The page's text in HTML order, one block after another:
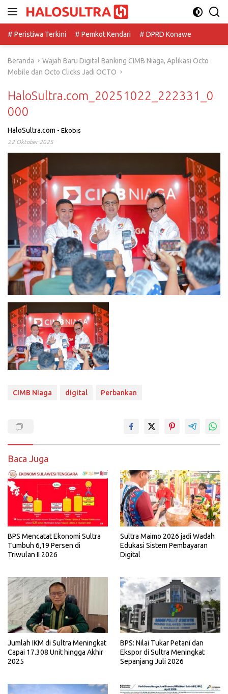
# Peristiwa Terkini
# Pemkot Kendari # DPRD Konawe
Beranda
Wajah Baru Digital Banking CIMB Niaga, Aplikasi Octo
Mobile dan Octo Clicks Jadi OCTO
HaloSultra.com_20251022_222331_0
000
HaloSultra.com - Ekobis
22 Oktober 2025
CIMB Niaga digital Perbankan
Baca Juga
BPS Mencatat Ekonomi Sultra
Tumbuh 6,19 Persen di
Triwulan II 2026
Sultra Maimo 2026 jadi Wadah
Edukasi Sistem Pembayaran
Digital
Jumlah IKM di Sultra Meningkat
Capai 17.308 Unit hingga Akhir
2025
BPS: Nilai Tukar Petani dan
Ekspor di Sultra Meningkat
Sepanjang Juli 2026